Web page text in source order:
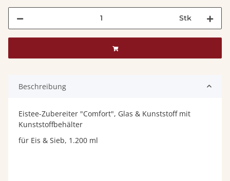
Stk
Beschreibung
Eistee-Zubereiter "Comfort", Glas & Kunststoff mit
Kunststoffbehälter
für Eis & Sieb, 1.200 ml